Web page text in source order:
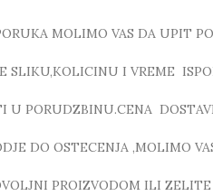
MOLIMO VAS DA UPIT
SLIKU,KOLICINU I VREME
U PORUDZBINU.CENA
DO OSTECENJA ,MOLIMO
PROIZVODOM ILI